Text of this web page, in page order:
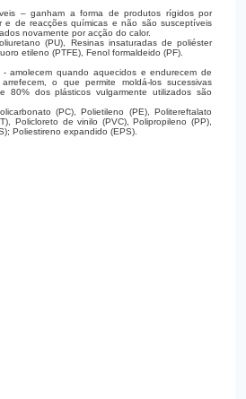
– ganham a forma de produtos rígidos por
e de reacções químicas e não são susceptíveis
novamente por acção do calor.
(PU), Resinas insaturadas de poliéster
etileno (PTFE), Fenol formaldeido (PF).
- amolecem quando aquecidos e endurecem de
o que permite moldá-los sucessivas
80% dos plásticos vulgarmente utilizados são
(PC), Polietileno (PE), Politereftalato
Policloreto de vinilo (PVC), Polipropileno (PP),
Poliestireno expandido (EPS).